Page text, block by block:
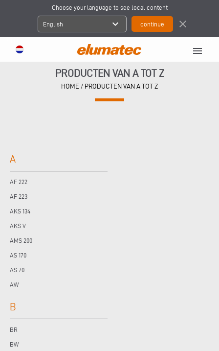
Choose your language to see local content
English expand_more close
menu
PRODUCTEN VAN A TOT Z
HOME / PRODUCTEN VAN A TOT Z
A
AF 222
AF 223
AKS 134
AKS V
AMS 200
AS 170
AS 70
AW
B
BR
BW